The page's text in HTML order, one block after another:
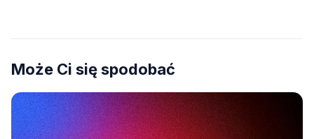
Może Ci się spodobać